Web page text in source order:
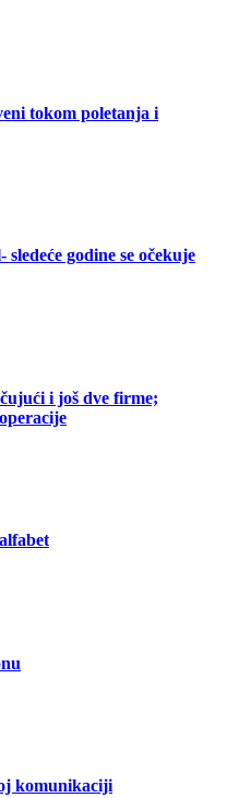
tokom poletanja i
godine se očekuje
i još dve firme;
komunikaciji